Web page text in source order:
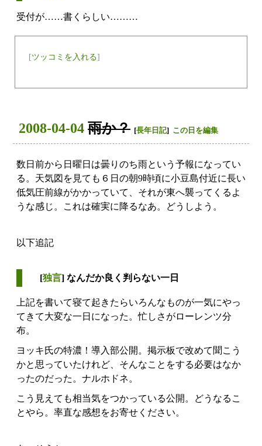
受付が……書くらしい………
[ツッコミを入れる]
2008-04-04 雨か？ [長年日記] この日を編集
数日前から日曜日は曇りのち雨という予報になってい
る。天気図を見ても６日の朝9時頃に小豆島付近に長い
低気圧前線がかかっていて、それが東へ襲ってくるよ
うな感じ。これは確実に降るなあ。どうしよう。
以下追記
[独言] なんだか良く判らない一日
上記を書いて寝て起きたらいろんなものが一気にやっ
てきて大変な一日になった。忙しさがローレンツ分
布。
ヨッキ氏の特濃！導入部公開。掲示板で改めて聞こう
かと思っていたけれど、そんなことをする必要はなか
ったのだった。ナルホドネ。
こう見えても相当気をつかっている公開。どうなるこ
とやら。率直な感想をお寄せください。